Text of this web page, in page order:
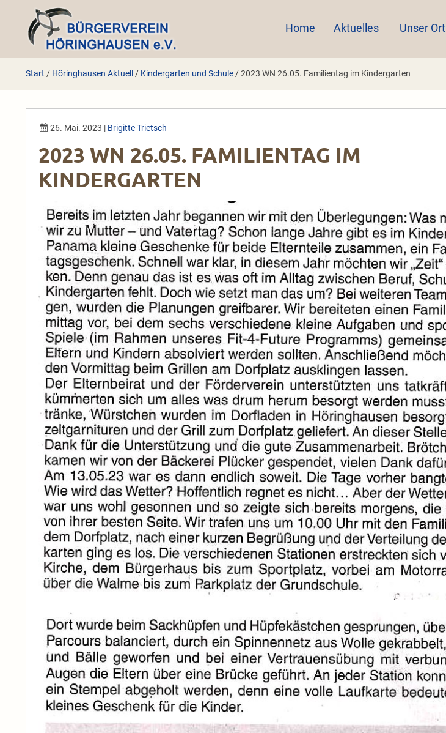
springen
Home Aktuelles Unser Ort
Start / Höringhausen Aktuell / Kindergarten und Schule /2023 WN 26.05. Familientag im Kindergarten
26. Mai. 2023 | Brigitte Trietsch
2023 WN 26.05. FAMILIENTAG IM
KINDERGARTEN